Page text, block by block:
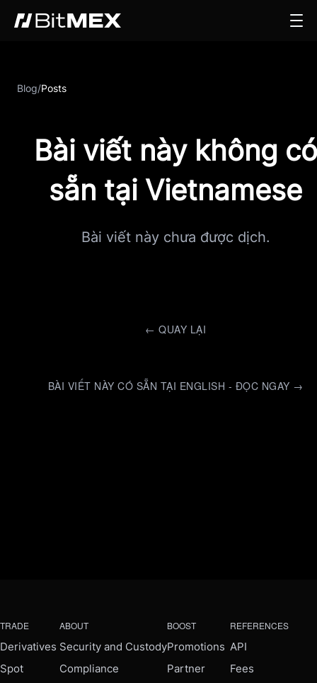
Blog/Posts
Bài viết này không có
sẵn tại Vietnamese
Bài viết này chưa được dịch.
← QUAY LẠI
BÀI VIẾT NÀY CÓ SẴN TẠI ENGLISH - ĐỌC NGAY →
TRADE
Derivatives
Spot
ABOUT
Security and Custody
Compliance
BOOST
Promotions
Partner
REFERENCES
API
Fees